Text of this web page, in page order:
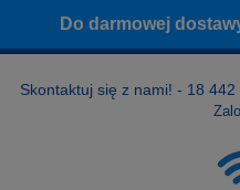
Do darmowej
Skontaktuj się z nami! - 18 442